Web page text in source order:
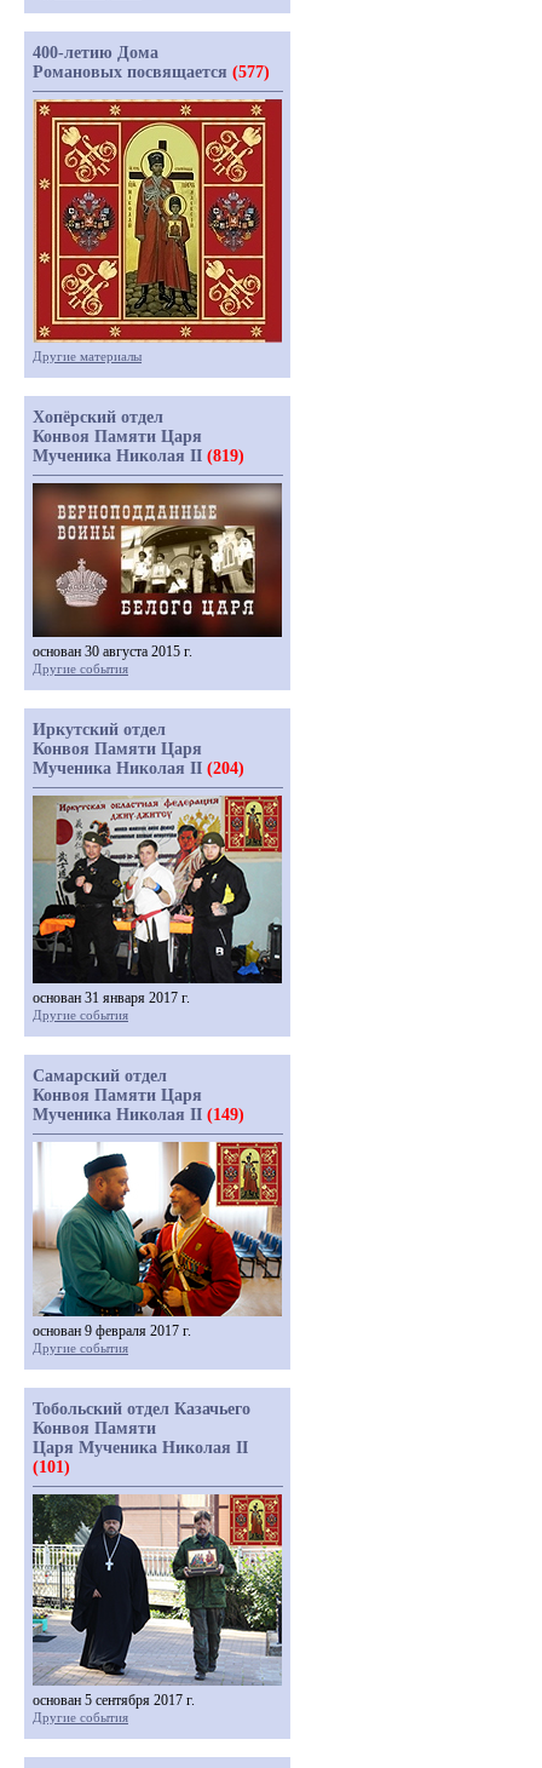
400-летию Дома
Романовых посвящается (577)
Другие материалы
Хопёрский отдел
Конвоя Памяти Царя
Мученика Николая II (819)
основан 30 августа 2015 г.
Другие события
Иркутский отдел
Конвоя Памяти Царя
Мученика Николая II (204)
основан 31 января 2017 г.
Другие события
Самарский отдел
Конвоя Памяти Царя
Мученика Николая II (149)
основан 9 февраля 2017 г.
Другие события
Тобольский отдел Казачьего
Конвоя Памяти
Царя Мученика Николая II
(101)
основан 5 сентября 2017 г.
Другие события